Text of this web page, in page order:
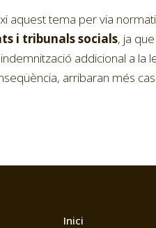
aquest tema per via
i tribunals socials, ja
addicional a
arribaran més
Inici